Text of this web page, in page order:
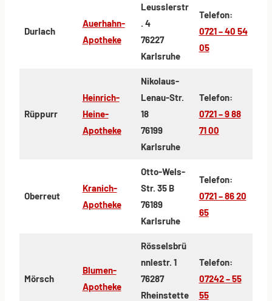
Durlach
Auerhahn-
Apotheke
Leusslerstr
. 4
76227
Karlsruhe
Telefon:
0721 – 40 54
05
Rüppurr
Heinrich-
Heine-
Apotheke
Nikolaus-
Lenau-Str.
18
76199
Karlsruhe
Telefon:
0721 – 9 88
71 00
Oberreut
Kranich-
Apotheke
Otto-Wels-
Str. 35 B
76189
Karlsruhe
Telefon:
0721 – 86 20
65
Mörsch
Blumen-
Apotheke
Rösselsbrü
nnlestr. 1
76287
Rheinstette
Telefon:
07242 – 55
55